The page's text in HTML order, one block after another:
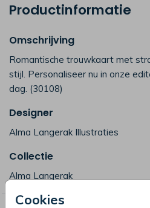
Cookies
Productinformatie
Omschrijving
Romantische trouwkaart met
stijl. Personaliseer nu in onze
dag. (30108)
Designer
Alma Langerak Illustraties
Collectie
Alma Langerak